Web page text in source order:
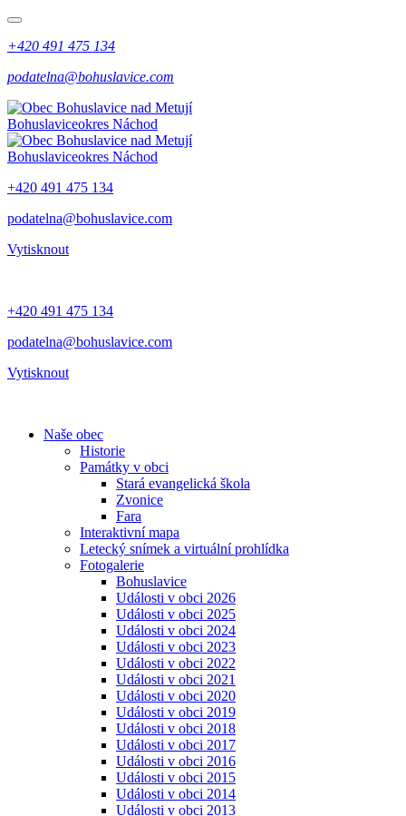
+420 491 475 134
podatelna@bohuslavice.com
Bohuslaviceokres Náchod
Bohuslaviceokres Náchod
+420 491 475 134
podatelna@bohuslavice.com
Vytisknout
+420 491 475 134
podatelna@bohuslavice.com
Vytisknout
Naše obec
Historie
Památky v obci
Stará evangelická škola
Zvonice
Fara
Interaktivní mapa
Letecký snímek a virtuální prohlídka
Fotogalerie
Bohuslavice
Události v obci 2026
Události v obci 2025
Události v obci 2024
Události v obci 2023
Události v obci 2022
Události v obci 2021
Události v obci 2020
Události v obci 2019
Události v obci 2018
Události v obci 2017
Události v obci 2016
Události v obci 2015
Události v obci 2014
Události v obci 2013